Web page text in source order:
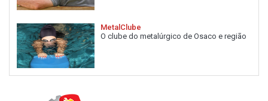
MetalClube
O clube do metalúrgico de Osaco e região